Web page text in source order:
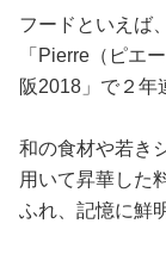
フードといえば
「Pierre（ピエ
阪2018」で２年
和の食材や若き
用いて昇華した
ふれ、記憶に鮮